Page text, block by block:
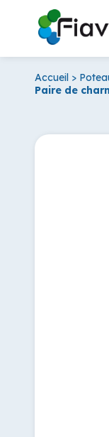
Accueil >
Paire de